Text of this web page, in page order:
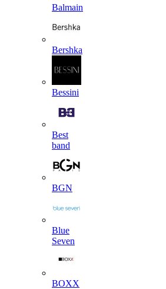
Balmain
Bershka
Bessini
Best
band
BGN
Blue
Seven
BOXX